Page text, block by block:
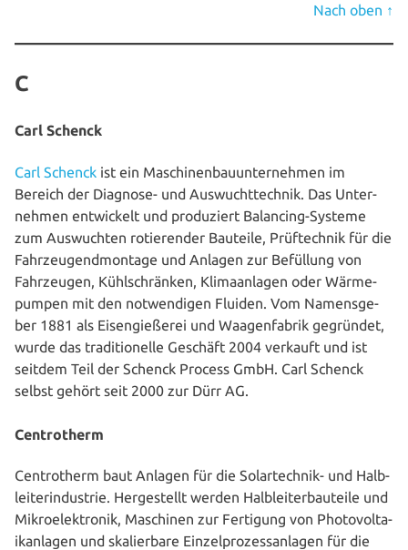
Nach oben ↑
C
Carl Schenck
Carl Schenck ist ein Maschi­nen­bau­un­ter­neh­men im
Bereich der Diagnose- und Aus­wucht­tech­nik. Das Unter­
neh­men ent­wi­ckelt und pro­du­ziert Balancing-Systeme
zum Aus­wuch­ten rotie­ren­der Bauteile, Prüf­tech­nik für die
Fahr­zeug­end­mon­ta­ge und Anlagen zur Befüllung von
Fahr­zeu­gen, Kühl­schrän­ken, Kli­ma­an­la­gen oder Wär­me­
pum­pen mit den not­wen­di­gen Fluiden. Vom Namens­ge­
ber 1881 als Eisen­gie­ße­rei und Waa­gen­fa­brik gegründet,
wurde das tra­di­tio­nel­le Geschäft 2004 verkauft und ist
seitdem Teil der Schenck Process GmbH. Carl Schenck
selbst gehört seit 2000 zur Dürr AG.
Centrotherm
Cent­ro­therm baut Anlagen für die Solar­tech­nik- und Halb­
lei­ter­indus­trie. Her­ge­stellt werden Halb­lei­ter­bau­tei­le und
Mikro­elek­tro­nik, Maschinen zur Fertigung von Pho­to­vol­ta­
ik­an­la­gen und ska­lier­ba­re Ein­zel­pro­zess­an­la­gen für die